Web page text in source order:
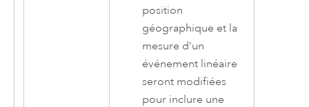
position
géographique et la
mesure d’un
événement linéaire
seront modifiées
pour inclure une